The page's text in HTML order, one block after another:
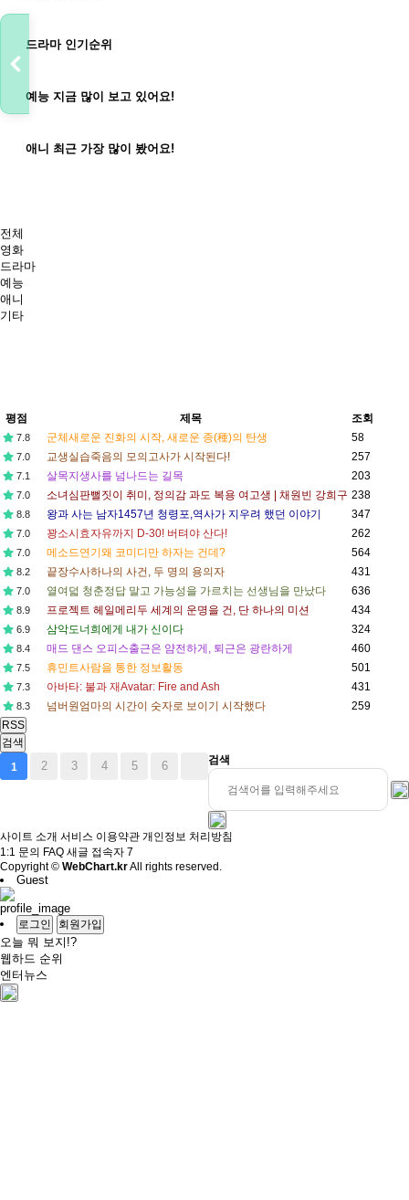
드라마인기순위
아파트
예능 지금 많이 보고 있어요!
최후의 인류
애니 최근 가장 많이 봤어요!
주술회전 3기 사멸회유 전편
전체
영화
드라마
예능
애니
기타
평점 제목 조회
7.8 군체 새로운 진화의 시작, 새로운 종(種)의 탄생 58
7.0 교생실습죽음의 모의고사가 시작된다! 257
7.1 살목지 생사를 넘나드는 길목 203
7.0 소녀심판뻘짓이 취미, 정의감 과도 복용 여고생 | 채원빈 강희구 238
8.8 왕과 사는 남자1457년 청령포,역사가 지우려 했던 이야기 347
7.0 꽝소시효자유까지 D-30! 버텨야 산다! 262
7.0 메소드연기 왜 코미디만 하자는 건데? 564
8.2 끝장수사하나의 사건, 두 명의 용의자 431
7.0 열여덟 청춘정답 말고 가능성을 가르치는 선생님을 만났다 636
8.9 프로젝트 헤일메리 두 세계의 운명을 건, 단 하나의 미션 434
6.9 삼악도너희에게 내가 신이다 324
8.4 매드 댄스 오피스출근은 얌전하게, 퇴근은 광란하게 460
7.5 휴민트사람을 통한 정보활동 501
7.3 아바타: 불과 재Avatar: Fire and Ash 431
8.3 넘버원 엄마의 시간이 숫자로 보이기 시작했다
259
RSS
검색
1
2 3 4 5 6 검색
사이트 소개 서비스 이용약관 개인정보 처리방침
1:1 문의 FAQ 새글 접속자 7
Copyright © WebChart.krAll rights reserved.
Guest
로그인 회원가입
오늘 뭐 보지!?
웹하드 순위
엔터뉴스